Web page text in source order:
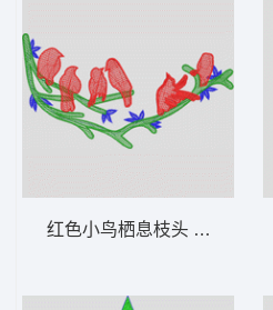
红色小鸟栖息枝头 小鸟在树